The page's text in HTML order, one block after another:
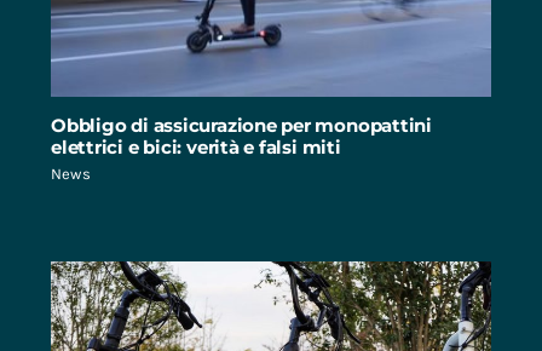
Obbligo di assicurazione per monopattini
elettrici e bici: verità e falsi miti
News